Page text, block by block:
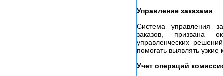
Управление заказами
Система управления
заказов, призвана
управленческих
помогать выявлять узкие
Учет операций